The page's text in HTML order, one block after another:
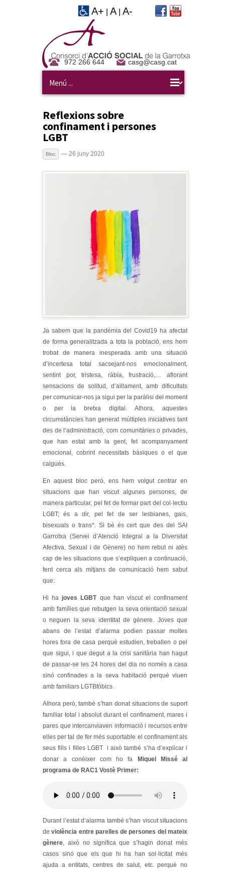
A+ A A-
972 266 644 casg@casg.cat
Reflexions sobre
confinament i persones
LGBT
Bloc — 26 juny 2020
Ja sabem que la pandèmia del Covid19 ha afectat
de forma generalitzada a tota la població, ens hem
trobat de manera inesperada amb una situació
d’incertesa total sacsejant-nos emocionalment,
sentint por, tristesa, ràbia, frustració,… aflorant
sensacions de solitud, d’aïllament, amb dificultats
per comunicar-nos ja sigui per la paràlisi del moment
o per la bretxa digital. Alhora, aquestes
circumstàncies han generat múltiples iniciatives tant
des de l’administració, com comunitàries o privades,
que han estat amb la gent, fet acompanyament
emocional, cobrint necessitats bàsiques o el que
calgués.
En aquest bloc però, ens hem volgut centrar en
situacions que han viscut algunes persones, de
manera particular, pel fet de formar part del col·lectiu
LGBT; és a dir, pel fet de ser lesbianes, gais,
bisexuals o trans*. Si bé és cert que des del SAI
Garrotxa (Servei d’Atenció Integral a la Diversitat
Afectiva, Sexual i de Gènere) no hem rebut ni atès
cap de les situacions que s’expliquen a continuació,
fent cerca als mitjans de comunicació hem sabut
que:
Hi ha joves LGBT que han viscut el confinament
amb famílies que rebutgen la seva orientació sexual
o neguen la seva identitat de gènere. Joves que
abans de l’estat d’alarma podien passar moltes
hores fora de casa perquè estudien, treballen o pel
que sigui, i que degut a la crisi sanitària han hagut
de passar-se les 24 hores del dia no només a casa
sinó confinades a la seva habitació perquè viuen
amb familiars LGTBfòbics.
Alhora però, també s’han donat situacions de suport
familiar total i absolut durant el confinament, mares i
pares que intercanviaven informació i recursos entre
elles per tal de fer més suportable el confinament als
seus fills i filles LGBT i això també s’ha d’explicar i
donar a conèixer com ho fa
Miquel Missé al
programa de RAC1 Vostè Primer:
Durant l’estat d’alarma també s’han viscut situacions
de violència entre parelles de persones del mateix
gènere, això no significa que s’hagin donat més
casos sinó que els que hi ha han sol·licitat més
ajuda a entitats, centres de salut, etc. perquè no